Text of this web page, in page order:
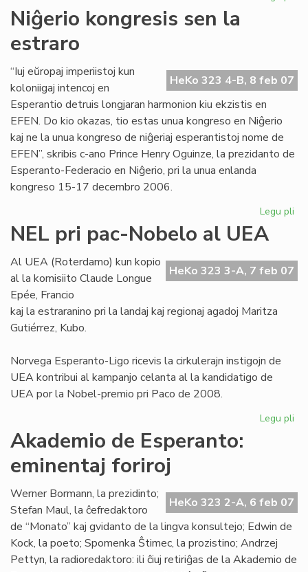
aŭ
Niĝerio kongresis sen la
estraro
HeKo 323 4-B, 8 feb 07
“Iuj eŭropaj imperiistoj kun
koloniigaj intencoj en
Esperantio detruis longjaran harmonion kiu ekzistis en
EFEN. Do kio okazas, tio estas unua kongreso en Niĝerio
kaj ne la unua kongreso de niĝeriaj esperantistoj nome de
EFEN”, skribis c-ano Prince Henry Oguinze, la prezidanto de
Esperanto-Federacio en Niĝerio, pri la unua enlanda
kongreso 15-17 decembro 2006.
Legu pli
NEL pri pac-Nobelo al UEA
HeKo 323 3-A, 7 feb 07
Al UEA (Roterdamo) kun kopio
al la komisiito Claude Longue
Epée, Francio
kaj la estraranino pri la landaj kaj regionaj agadoj Maritza
Gutiérrez, Kubo.
Norvega Esperanto-Ligo ricevis la cirkulerajn instigojn de
UEA kontribui al kampanjo celanta al la kandidatigo de
UEA por la Nobel-premio pri Paco de 2008.
Legu pli
al
Akademio de Esperanto:
eminentaj foriroj
HeKo 323 2-A, 6 feb 07
Werner Bormann, la prezidinto;
Stefan Maul, la ĉefredaktoro
de “Monato” kaj gvidanto de la lingva konsultejo; Edwin de
Kock, la poeto; Spomenka Ŝtimec, la prozistino; Andrzej
Pettyn, la radioredaktoro: ili ĉiuj retiriĝas de la Akademio de